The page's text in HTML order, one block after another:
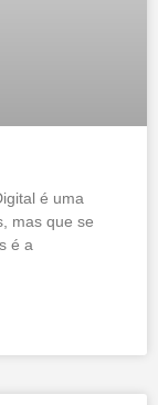
é uma
mas que se
é a